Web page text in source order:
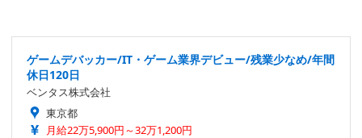
ゲームデバッカー/IT・ゲーム業界デビュー/残業少なめ/年間
休日120日
ベンタス株式会社
東京都
月給22万5,900円～32万1,200円